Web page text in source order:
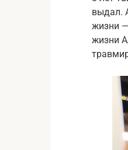
выдал.
жизни
жизни